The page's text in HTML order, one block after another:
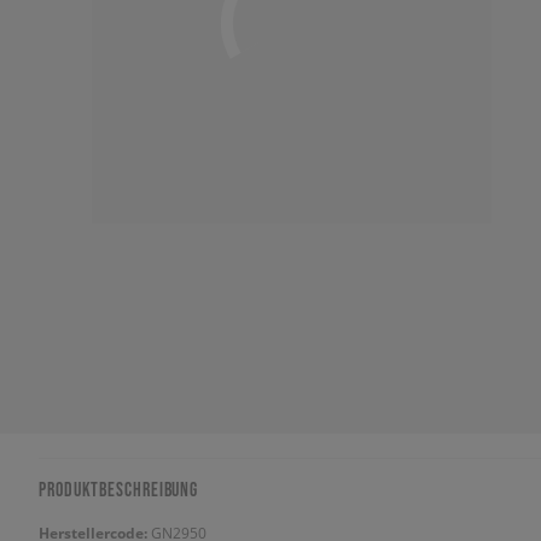
PRODUKTBESCHREIBUNG
Herstellercode: GN2950